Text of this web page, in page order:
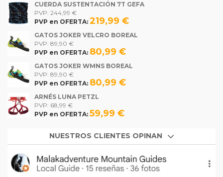
CUERDA SUSTENTACIÓN 7T GEFA
PVP: 244,99 €
PVP en OFERTA: 219,99 €
GATOS JOKER VELCRO BOREAL
PVP: 89,90 €
PVP en OFERTA: 80,99 €
GATOS JOKER WMNS BOREAL
PVP: 89,90 €
PVP en OFERTA: 80,99 €
ARNÉS LUNA PETZL
PVP: 68,99 €
PVP en OFERTA: 59,99 €
NUESTROS CLIENTES OPINAN